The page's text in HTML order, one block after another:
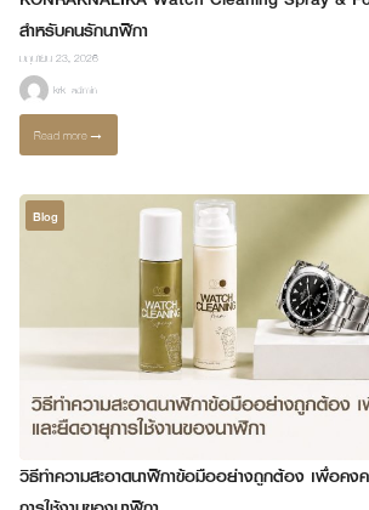
สำหรับคนรักนาฬิกา
มิถุนายน 23, 2026
krk_admin
Read more→
Blog
วิธีทำความสะอาดนาฬิกาข้อมืออย่างถูกต้อง เพื่อคง